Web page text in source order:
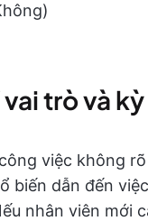
vai trò và
việc không
biến dẫn đến
nhân viên mới